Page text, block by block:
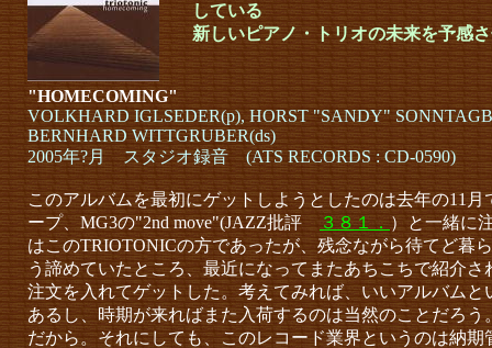
している
新しいピアノ・トリオの未来を予感
"HOMECOMING"
VOLKHARD IGLSEDER(p), HORST "SANDY"
BERNHARD WITTGRUBER(ds)
2005年?月 スタジオ録音 (ATS RECORDS : CD-0590)
このアルバムを最初にゲットしようとしたのは去年の11
ープ、MG3の"2nd move"(JAZZ批評３８１．）と一緒に
はこのTRIOTONICの方であったが、残念ながら待てど暮
う諦めていたところ、最近になってまたあちこちで紹介
注文を入れてゲットした。考えてみれば、いいアルバム
あるし、時期が来ればまた入荷するのは当然のことだろ
だから。それにしても、このレコード業界というのは納